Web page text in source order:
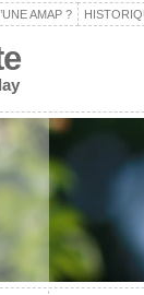
AMAP ?